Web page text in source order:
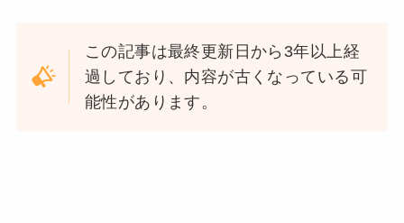
この記事は最終更新日から3年以上経
過しており、内容が古くなっている可
能性があります。